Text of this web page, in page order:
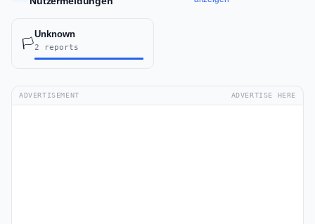
🏳️
Unknown
2 reports
ADVERTISEMENT ADVERTISE HERE